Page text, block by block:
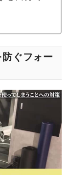
ぐフォー